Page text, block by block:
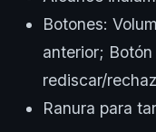
Botones:
anterior;
rediscar/
Ranura para